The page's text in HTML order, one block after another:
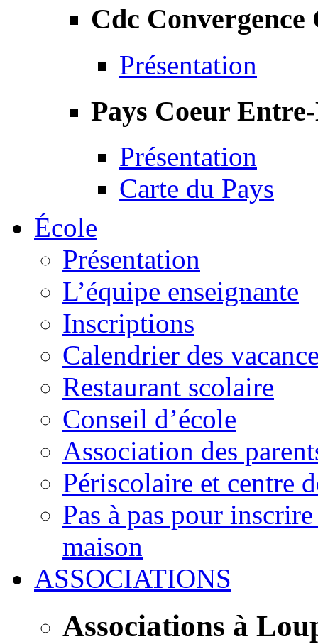
Cdc Convergence
Présentation
Pays Coeur
Présentation
Carte du Pays
École
Présentation
L’équipe enseignante
Inscriptions
Calendrier des
Restaurant scolaire
Conseil d’école
Association des
Périscolaire et centre
Pas à pas pour
maison
ASSOCIATIONS
Associations à